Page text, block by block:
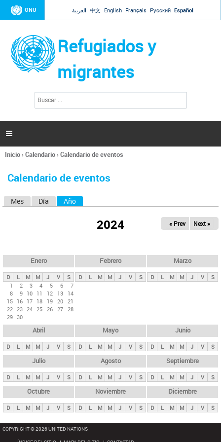
Jump to navigation
ONU العربية 中文 English Français Русский Español
Refugiados y
migrantes
l
d
s

Se
usted
Inicio›Calendario›Calendario de eventos
Calendario de eventos
s
p
n
i
p
a
l
s
Mes Día Año
2024 « Prev Next »
Enero
D L M M J V
S
1
2 3 4 5 6
7
8
9 10 11 12 13
14
15 16 17 18 19 20 21
22 23 24 25 26 27 28
29 30
Febrero
D L M M J V S
Marzo
D L M M J V S
Abril
D L M M J V S
Mayo
D L M M J V S
Junio
D L M M J V S
Julio
D L M M J V S
Agosto
D L M M J V S
Septiembre
D L M M J V S
Octubre
D L M M J V S
Noviembre
D L M M J V S
Diciembre
D L M M J V S
COPYRIGHT © 2026 UNITED NATIONS